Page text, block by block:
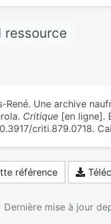
ressource
René. Une archive
Critique[en ligne].
criti.879.0718.
référence
Dernière mise à jour